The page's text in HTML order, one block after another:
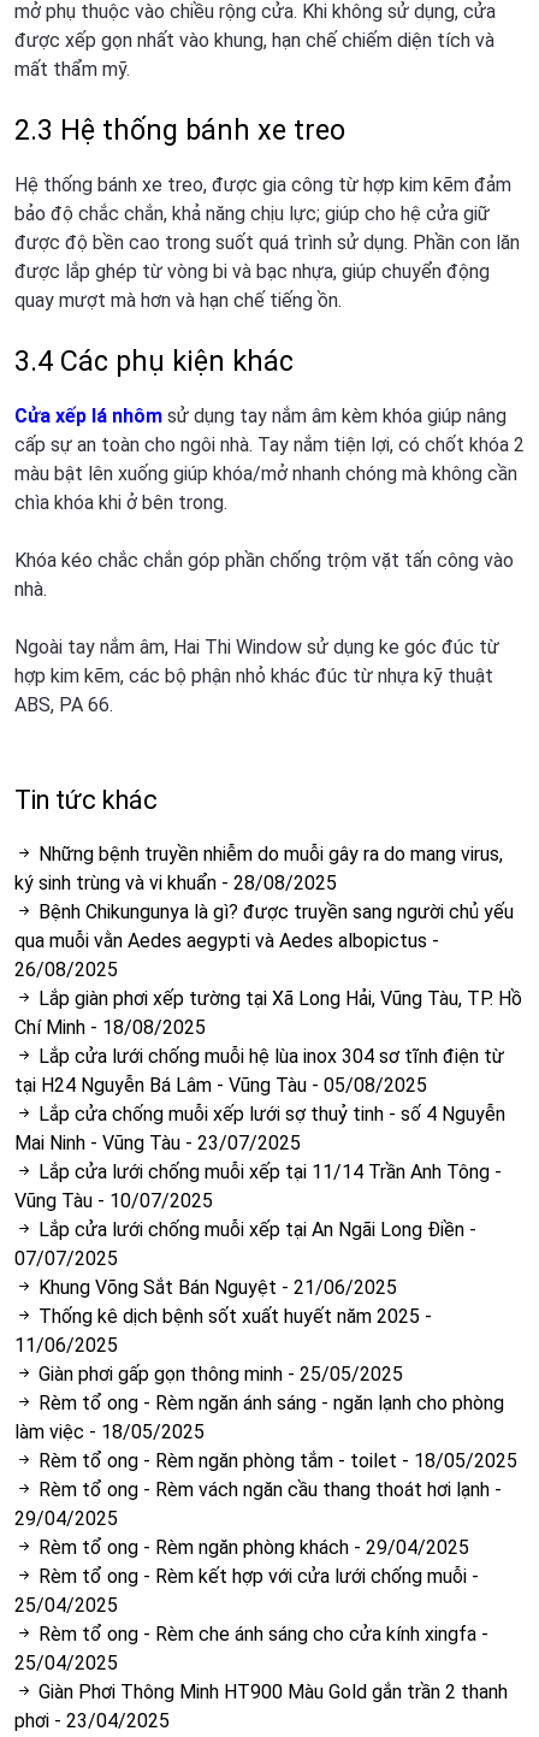
mở phụ thuộc vào chiều rộng cửa. Khi không sử dụng, cửa
được xếp gọn nhất vào khung, hạn chế chiếm diện tích và
mất thẩm mỹ.
2.3 Hệ thống bánh xe treo
Hệ thống bánh xe treo, được gia công từ hợp kim kẽm đảm
bảo độ chắc chắn, khả năng chịu lực; giúp cho hệ cửa giữ
được độ bền cao trong suốt quá trình sử dụng. Phần con lăn
được lắp ghép từ vòng bi và bạc nhựa, giúp chuyển động
quay mượt mà hơn và hạn chế tiếng ồn.
3.4 Các phụ kiện khác
Cửa xếp lá nhôm sử dụng tay nắm âm kèm khóa giúp nâng
cấp sự an toàn cho ngôi nhà. Tay nắm tiện lợi, có chốt khóa 2
màu bật lên xuống giúp khóa/mở nhanh chóng mà không cần
chìa khóa khi ở bên trong.
Khóa kéo chắc chắn góp phần chống trộm vặt tấn công vào
nhà.
Ngoài tay nắm âm, Hai Thi Window sử dụng ke góc đúc từ
hợp kim kẽm, các bộ phận nhỏ khác đúc từ nhựa kỹ thuật
ABS, PA 66.
Tin tức khác
Những bệnh truyền nhiễm do muỗi gây ra do mang virus,
ký sinh trùng và vi khuẩn - 28/08/2025
Bệnh Chikungunya là gì? được truyền sang người chủ yếu
qua muỗi vằn Aedes aegypti và Aedes albopictus -
26/08/2025
Lắp giàn phơi xếp tường tại Xã Long Hải, Vũng Tàu, TP. Hồ
Chí Minh - 18/08/2025
Lắp cửa lưới chống muỗi hệ lùa inox 304 sơ tĩnh điện từ
tại H24 Nguyễn Bá Lâm - Vũng Tàu - 05/08/2025
Lắp cửa chống muỗi xếp lưới sợ thuỷ tinh - số 4 Nguyễn
Mai Ninh - Vũng Tàu - 23/07/2025
Lắp cửa lưới chống muỗi xếp tại 11/14 Trần Anh Tông -
Vũng Tàu - 10/07/2025
Lắp cửa lưới chống muỗi xếp tại An Ngãi Long Điền -
07/07/2025
Khung Võng Sắt Bán Nguyệt - 21/06/2025
Thống kê dịch bệnh sốt xuất huyết năm 2025 -
11/06/2025
Giàn phơi gấp gọn thông minh - 25/05/2025
Rèm tổ ong - Rèm ngăn ánh sáng - ngăn lạnh cho phòng
làm việc - 18/05/2025
Rèm tổ ong - Rèm ngăn phòng tắm - toilet - 18/05/2025
Rèm tổ ong - Rèm vách ngăn cầu thang thoát hơi lạnh -
29/04/2025
Rèm tổ ong - Rèm ngăn phòng khách - 29/04/2025
Rèm tổ ong - Rèm kết hợp với cửa lưới chống muỗi -
25/04/2025
Rèm tổ ong - Rèm che ánh sáng cho cửa kính xingfa -
25/04/2025
Giàn Phơi Thông Minh HT900 Màu Gold gắn trần 2 thanh
phơi - 23/04/2025